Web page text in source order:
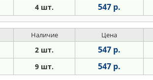
4 шт. 547 р.
Наличие Цена
2 шт. 547 р.
9 шт. 547 р.